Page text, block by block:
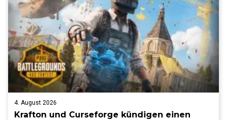
4. August 2026
Krafton und Curseforge kündigen einen